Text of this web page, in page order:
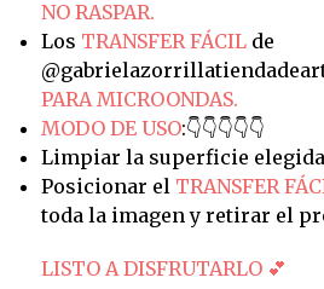
NO RASPAR.
Los TRANSFER FÁCILde
PARA MICROONDAS.
MODO DE USO:👇👇👇👇👇
Limpiar la superficie
Posicionar el TRANSFER
toda la imagen y retirar el
LISTO A DISFRUTARLO 💕